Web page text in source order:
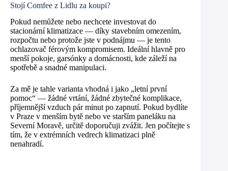
Stojí Comfee z Lidlu za koupi?
Pokud nemůžete nebo nechcete investovat do
stacionární klimatizace — díky stavebním omezením,
rozpočtu nebo protože jste v podnájmu — je tento
ochlazovač férovým kompromisem. Ideální hlavně pro
menší pokoje, garsónky a domácnosti, kde záleží na
spotřebě a snadné manipulaci.
Za mě je tahle varianta vhodná i jako „letní první
pomoc“ — žádné vrtání, žádné zbytečné komplikace,
příjemnější vzduch pár minut po zapnutí. Pokud bydlíte
v Praze v menším bytě nebo ve starším paneláku na
Severní Moravě, určitě doporučuji zvážit. Jen počítejte s
tím, že v extrémních vedrech klimatizaci plně
nenahradí.